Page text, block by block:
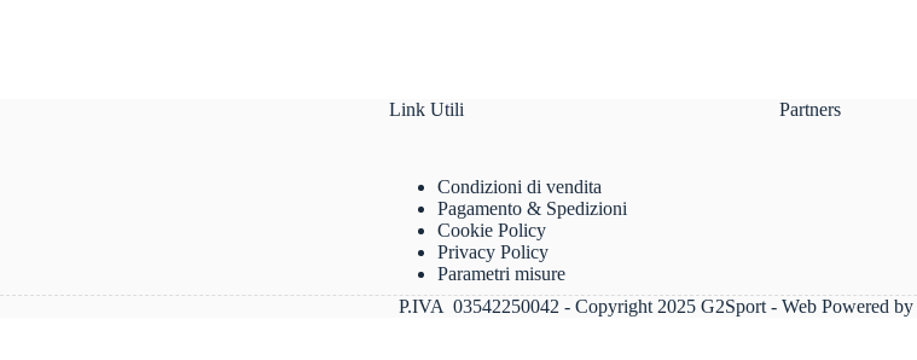
Link Utili
Condizioni di vendita
Pagamento & Spedizioni
Cookie Policy
Privacy Policy
Parametri misure
Partners
P.IVA 03542250042 - Copyright 2025 G2Sport - Web Powered by